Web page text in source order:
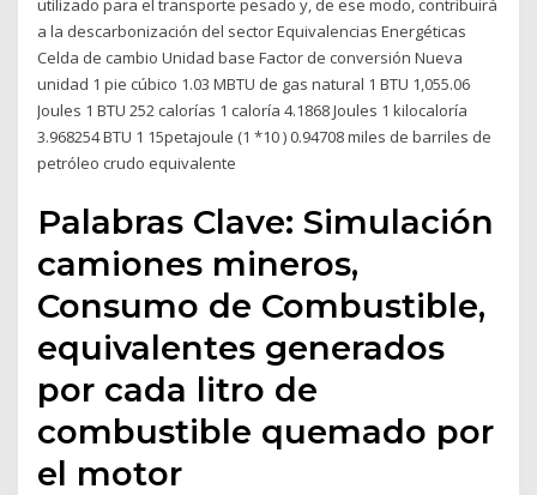
utilizado para el transporte pesado y, de ese modo, contribuirá
a la descarbonización del sector Equivalencias Energéticas
Celda de cambio Unidad base Factor de conversión Nueva
unidad 1 pie cúbico 1.03 MBTU de gas natural 1 BTU 1,055.06
Joules 1 BTU 252 calorías 1 caloría 4.1868 Joules 1 kilocaloría
3.968254 BTU 1 15petajoule (1 *10 ) 0.94708 miles de barriles de
petróleo crudo equivalente
Palabras Clave: Simulación
camiones mineros,
Consumo de Combustible,
equivalentes generados
por cada litro de
combustible quemado por
el motor